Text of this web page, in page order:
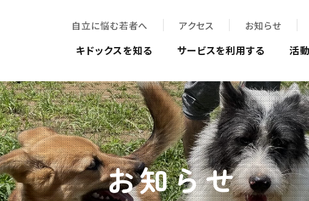
自立に悩む若者へ アクセス お知らせ
キドックスを知る サービスを利用する 活
お知らせ